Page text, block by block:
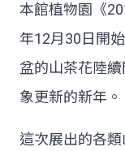
本館植物園《
年12月30日開
盆的山茶花陸
象更新的新年。
這次展出的各